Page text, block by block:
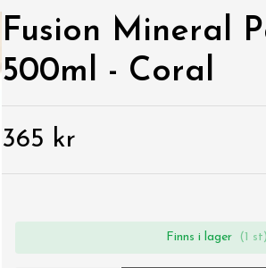
Fusion Mineral
500ml - Coral
365 kr
Finns i lager (1 st)